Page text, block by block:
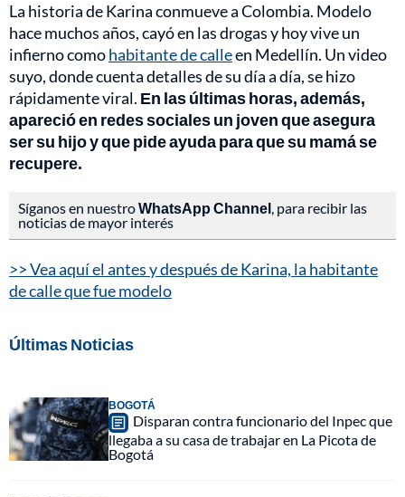
La historia de Karina conmueve a Colombia. Modelo
hace muchos años, cayó en las drogas y hoy vive un
infierno comohabitante de calleen Medellín. Un video
suyo, donde cuenta detalles de su día a día, se hizo
rápidamente viral. En las últimas horas, además,
apareció en redes sociales un joven que asegura
ser su hijo y que pide ayuda para que su mamá se
recupere.
Síganos en nuestroWhatsApp Channel, para recibir las
noticias de mayor interés
>> Vea aquí el antes y después de Karina, la habitante
de calle que fue modelo
Últimas Noticias
BOGOTÁ
Disparan contra funcionario del Inpec que
llegaba a su casa de trabajar en La Picota de
Bogotá